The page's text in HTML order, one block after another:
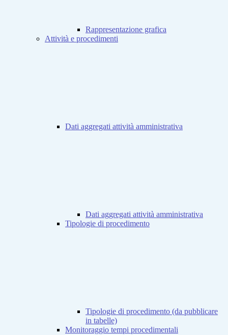
Rappresentazione grafica
Attività e procedimenti
Dati aggregati attività amministrativa
Dati aggregati attività amministrativa
Tipologie di procedimento
Tipologie di procedimento (da pubblicare
in tabelle)
Monitoraggio tempi procedimentali